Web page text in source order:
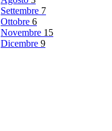
Settembre 7
Ottobre 6
Novembre 15
Dicembre 9